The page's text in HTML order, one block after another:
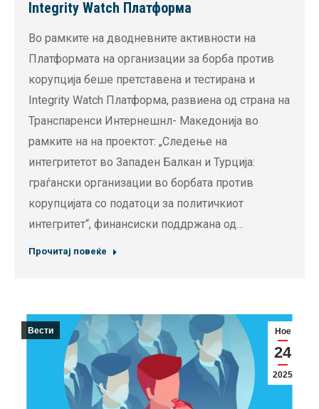
Integrity Watch Платформа
Во рамките на дводневните активности на
Платформата на организации за борба против
корупција беше претставена и тестирана и
Integrity Watch Платформа, развиена од страна на
Транспаренси Интернешнл- Македонија во
рамките на на проектот: „Следење на
интегритетот во Западен Балкан и Турција:
граѓански организации во борбата против
корупцијата со податоци за политичкиот
интегритет“, финансиски поддржана од…
Прочитај повеќе
Ное
24
2025
Вести